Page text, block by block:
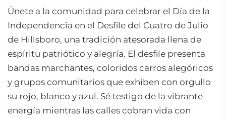
Únete a la comunidad para celebrar el Día de la
Independencia en el Desfile del Cuatro de Julio
de Hillsboro, una tradición atesorada llena de
espíritu patriótico y alegría. El desfile presenta
bandas marchantes, coloridos carros alegóricos
y grupos comunitarios que exhiben con orgullo
su rojo, blanco y azul. Sé testigo de la vibrante
energía mientras las calles cobran vida con